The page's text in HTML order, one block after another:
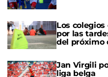
Los
por las
del próximo
Jan Virgili
liga belga